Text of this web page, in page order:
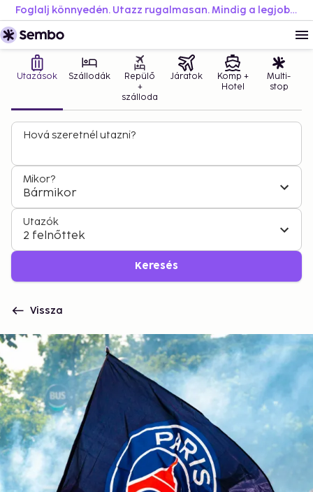
Foglalj könnyedén. Utazz rugalmasan. Mindig a legjobb áron.
Utazások Szállodák
Repülő
+
szálloda
Járatok
Komp +
Hotel
Multi-
stop
Hová szeretnél utazni?
Mikor?
Bármikor
Utazók
2 felnőttek
Keresés
Vissza